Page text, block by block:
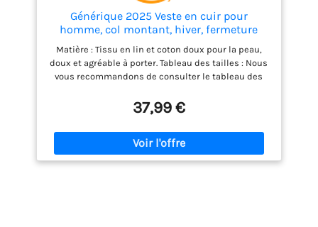
Générique 2025 Veste en cuir pour
homme, col montant, hiver, fermeture
éclair, en similicuir, veste de motard à
manches longues, pull chaud pour
homme, Noir , M
Matière : Tissu en lin et coton doux pour la peau,
doux et agréable à porter. Tableau des tailles : Nous
vous recommandons de consulter le tableau des
proposer vos mesures corporelles Coupe régulière,
douce et confortable. Pour hommes juniors. Un effet
a été ajouté au drapeau de l'Union Jack. Lavage :
lavage à la main à l'eau froide. Ne pas utiliser de
javel, ne pas sécher au sèche-linge.
37,99 €